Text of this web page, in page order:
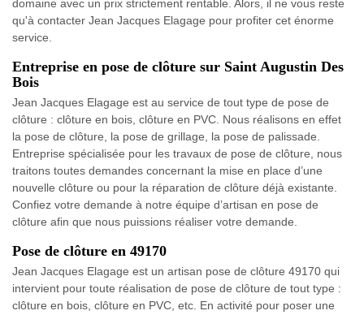
domaine avec un prix strictement rentable. Alors, il ne vous reste
qu'à contacter Jean Jacques Elagage pour profiter cet énorme
service.
Entreprise en pose de clôture sur Saint Augustin Des
Bois
Jean Jacques Elagage est au service de tout type de pose de
clôture : clôture en bois, clôture en PVC. Nous réalisons en effet
la pose de clôture, la pose de grillage, la pose de palissade.
Entreprise spécialisée pour les travaux de pose de clôture, nous
traitons toutes demandes concernant la mise en place d’une
nouvelle clôture ou pour la réparation de clôture déjà existante.
Confiez votre demande à notre équipe d’artisan en pose de
clôture afin que nous puissions réaliser votre demande.
Pose de clôture en 49170
Jean Jacques Elagage est un artisan pose de clôture 49170 qui
intervient pour toute réalisation de pose de clôture de tout type :
clôture en bois, clôture en PVC, etc. En activité pour poser une